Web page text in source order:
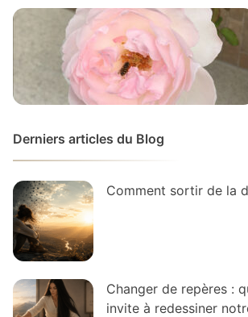
Derniers articles du Blog
Comment sortir de la
Changer de repères :
invite à redessiner